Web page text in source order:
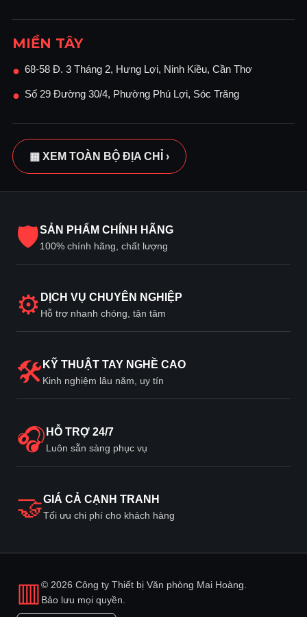
MIỀN TÂY
● 68-58 Đ. 3 Tháng 2, Hưng Lợi, Ninh Kiều, Cần Thơ
● Số 29 Đường 30/4, Phường Phú Lợi, Sóc Trăng
▦ XEM TOÀN BỘ ĐỊA CHỈ ›
🛡SẢN PHẨM CHÍNH HÃNG
100% chính hãng, chất lượng
⚙ DỊCH VỤ CHUYÊN NGHIỆP
Hỗ trợ nhanh chóng, tận tâm
🛠 KỸ THUẬT TAY NGHỀ CAO
Kinh nghiệm lâu năm, uy tín
🎧 HỖ TRỢ 24/7
Luôn sẵn sàng phục vụ
🤝GIÁ CẢ CẠNH TRANH
Tối ưu chi phí cho khách hàng
▥© 2026 Công ty Thiết bị Văn phòng Mai Hoàng.
Bảo lưu mọi quyền.